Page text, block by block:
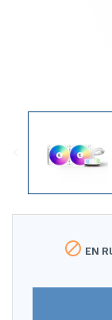
 EN